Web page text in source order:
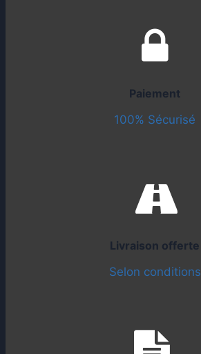
Paiement
100% Sécurisé
Livraison offerte
Selon conditions